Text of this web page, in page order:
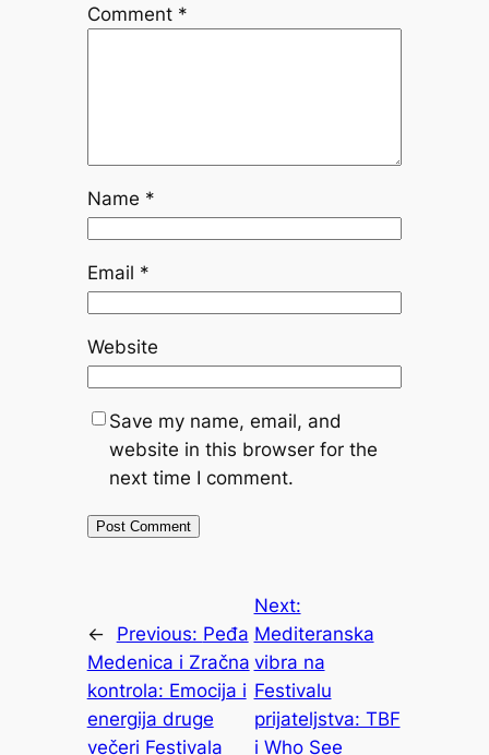
Comment *
Name *
Email *
Website
Save my name, email, and
website in this browser for the
next time I comment.
← Previous: Peđa
Medenica i Zračna
kontrola: Emocija i
energija druge
večeri Festivala
Next:
Mediteranska
vibra na
Festivalu
prijateljstva: TBF
i Who See